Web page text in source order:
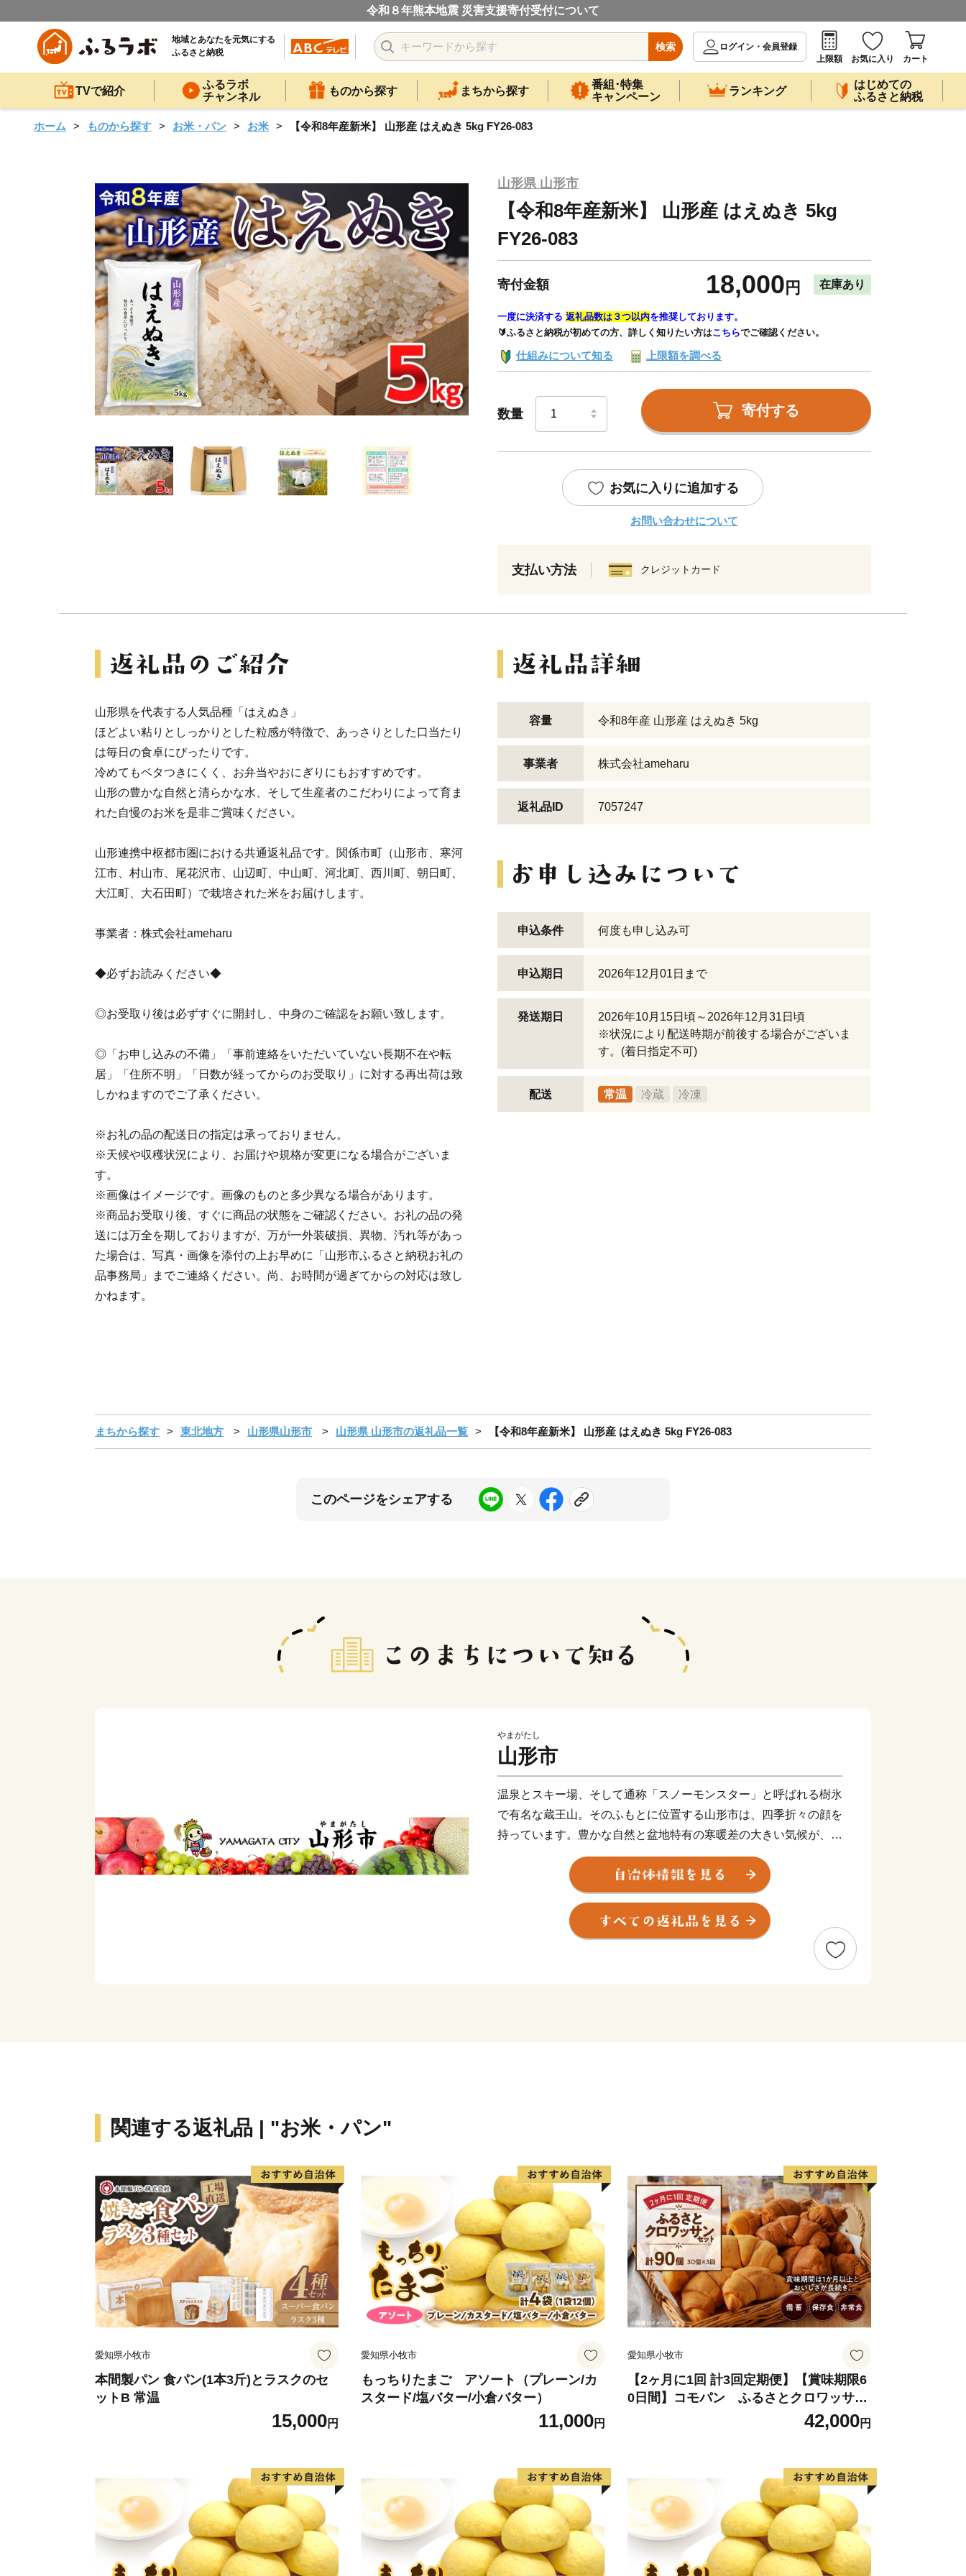
令和８年熊本地震 災害支援寄付受付について
地域とあなたを元気にする
ふるさと納税
検索
ログイン・会員登録
上限額
お気に入り カート
TVで紹介
ふるラボ
チャンネル
ものから探す まちから探す
番組･特集
キャンペーン
ランキング
はじめての
ふるさと納税
ホーム ものから探す お米・パン お米 【令和8年産新米】 山形産 はえぬき 5kg FY26-083
山形県 山形市
【令和8年産新米】 山形産 はえぬき 5kg
FY26-083
寄付金額 18,000 円 在庫あり
一度に決済する 返礼品数は３つ以内を推奨しております。
🔰ふるさと納税が初めての方、詳しく知りたい方はこちらでご確認ください。
仕組みについて知る 上限額を調べる
数量 寄付する
お気に入りに追加する
お問い合わせについて
支払い方法 クレジットカード
山形県を代表する人気品種「はえぬき」
ほどよい粘りとしっかりとした粒感が特徴で、あっさりとした口当たり
は毎日の食卓にぴったりです。
冷めてもベタつきにくく、お弁当やおにぎりにもおすすめです。
山形の豊かな自然と清らかな水、そして生産者のこだわりによって育ま
れた自慢のお米を是非ご賞味ください。
山形連携中枢都市圏における共通返礼品です。関係市町（山形市、寒河
江市、村山市、尾花沢市、山辺町、中山町、河北町、西川町、朝日町、
大江町、大石田町）で栽培された米をお届けします。
事業者：株式会社ameharu
◆必ずお読みください◆
◎お受取り後は必ずすぐに開封し、中身のご確認をお願い致します。
◎「お申し込みの不備」「事前連絡をいただいていない長期不在や転
居」「住所不明」「日数が経ってからのお受取り」に対する再出荷は致
しかねますのでご了承ください。
※お礼の品の配送日の指定は承っておりません。
※天候や収穫状況により、お届けや規格が変更になる場合がございま
す。
※画像はイメージです。画像のものと多少異なる場合があります。
※商品お受取り後、すぐに商品の状態をご確認ください。お礼の品の発
送には万全を期しておりますが、万が一外装破損、異物、汚れ等があっ
た場合は、写真・画像を添付の上お早めに「山形市ふるさと納税お礼の
品事務局」までご連絡ください。尚、お時間が過ぎてからの対応は致し
かねます。
容量 令和8年産 山形産 はえぬき 5kg
事業者 株式会社ameharu
返礼品ID 7057247
申込条件 何度も申し込み可
申込期日 2026年12月01日まで
発送期日
2026年10月15日頃～2026年12月31日頃
※状況により配送時期が前後する場合がございま
す。(着日指定不可)
配送 常温 冷蔵 冷凍
まちから探す 東北地方 山形県山形市 山形県 山形市の返礼品一覧 【令和8年産新米】 山形産 はえぬき 5kg FY26-083
このページをシェアする
やまがたし
山形市
温泉とスキー場、そして通称「スノーモンスター」と呼ばれる樹氷
で有名な蔵王山。そのふもとに位置する山形市は、四季折々の顔を
持っています。豊かな自然と盆地特有の寒暖差の大きい気候が、さ
くらんぼやシャインマスカットなどのフルーツ、つや姫を代表とす
るブランド米、とろけるような舌触りが特徴の山形牛などの「山形
ブランド」を生み出しています。 街中には商家の蔵や旧家が数
多く残り、レトロモダンな雰囲気を醸し出しています。
関連する返礼品 | "お米・パン"
愛知県小牧市
本間製パン 食パン(1本3斤)とラスクのセ
ットB 常温
15,000円
愛知県小牧市
もっちりたまご アソート（プレーン/カ
スタード/塩バター/小倉バター）
11,000円
愛知県小牧市
【2ヶ月に1回 計3回定期便】【賞味期限6
0日間】コモパン ふるさとクロワッサン
セット（計90個）／災害用備蓄 保存食 非
42,000円